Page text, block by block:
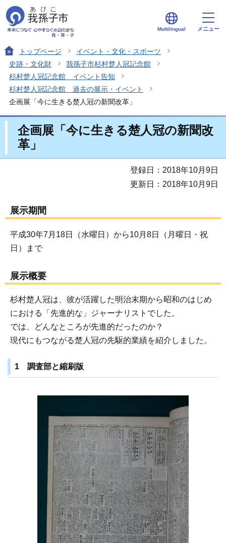
Multilingual メニュー
トップページ
イベント・文化・スポーツ
史跡・文化財
我孫子市杉村楚人冠記念館
杉村楚人冠記念館 イベント告知
杉村楚人冠記念館 過去の展示・イベント
企画展「今に生きる楚人冠の新聞改革」
企画展「今に生きる楚人冠の新聞改
革」
登録日：2018年10月9日
更新日：2018年10月9日
展示期間
平成30年7月18日（水曜日）から10月8日（月曜日・祝
日）まで
展示概要
杉村楚人冠は、彼が活躍した明治末期から昭和のはじめ
における「先進的な」ジャーナリストでした。
では、どんなところが先進的だったのか？
現代にもつながる楚人冠の先駆的業績を紹介しました。
1 調査部と縮刷版